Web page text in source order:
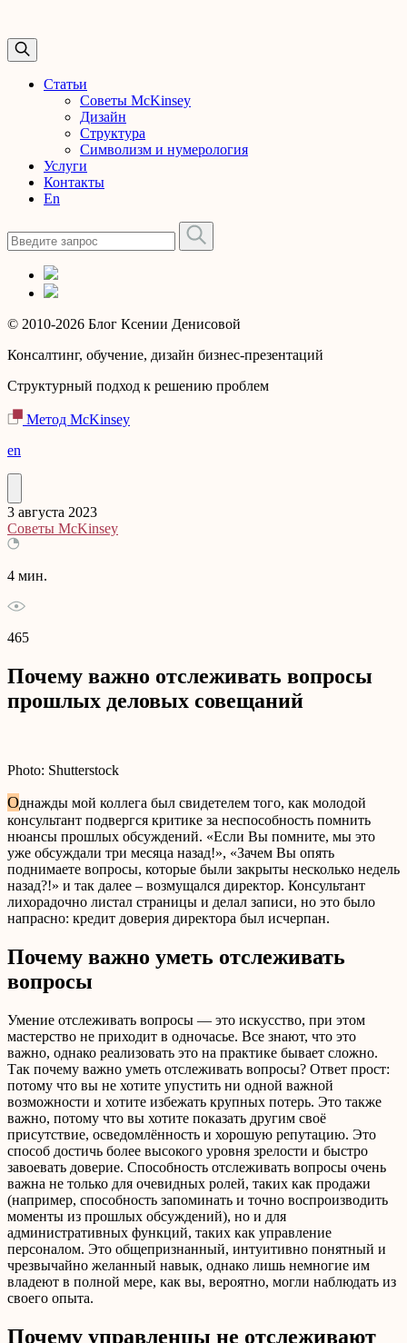
Статьи
Советы McKinsey
Дизайн
Структура
Символизм и нумерология
Услуги
Контакты
En
© 2010-2026 Блог Ксении Денисовой
Консалтинг, обучение, дизайн бизнес-презентаций
Структурный подход к решению проблем
Метод McKinsey
en
3 августа 2023
Советы McKinsey
4 мин.
465
Почему важно отслеживать вопросы
прошлых деловых совещаний
Photo: Shutterstock
Однажды мой коллега был свидетелем того, как молодой
консультант подвергся критике за неспособность помнить
нюансы прошлых обсуждений. «Если Вы помните, мы это
уже обсуждали три месяца назад!», «Зачем Вы опять
поднимаете вопросы, которые были закрыты несколько недель
назад?!» и так далее – возмущался директор. Консультант
лихорадочно листал страницы и делал записи, но это было
напрасно: кредит доверия директора был исчерпан.
Почему важно уметь отслеживать
вопросы
Умение отслеживать вопросы — это искусство, при этом
мастерство не приходит в одночасье. Все знают, что это
важно, однако реализовать это на практике бывает сложно.
Так почему важно уметь отслеживать вопросы? Ответ прост:
потому что вы не хотите упустить ни одной важной
возможности и хотите избежать крупных потерь. Это также
важно, потому что вы хотите показать другим своё
присутствие, осведомлённость и хорошую репутацию. Это
способ достичь более высокого уровня зрелости и быстро
завоевать доверие. Способность отслеживать вопросы очень
важна не только для очевидных ролей, таких как продажи
(например, способность запоминать и точно воспроизводить
моменты из прошлых обсуждений), но и для
административных функций, таких как управление
персоналом. Это общепризнанный, интуитивно понятный и
чрезвычайно желанный навык, однако лишь немногие им
владеют в полной мере, как вы, вероятно, могли наблюдать из
своего опыта.
Почему управленцы не отслеживают